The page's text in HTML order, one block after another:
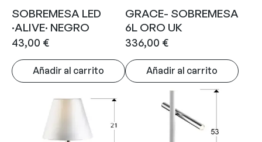
SOBREMESA LED
·ALIVE· NEGRO
43,00 €
Añadir al carrito
GRACE- SOBREMESA
6L ORO UK
336,00 €
Añadir al carrito